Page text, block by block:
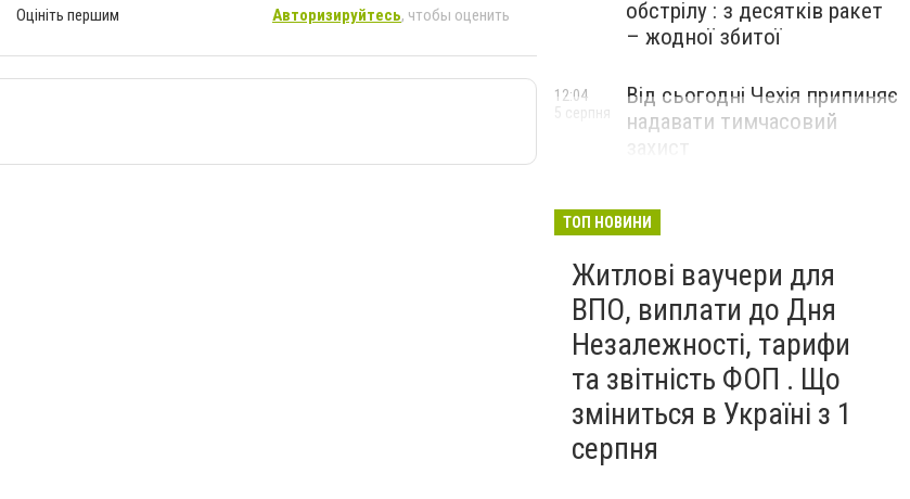
Оцініть першим Авторизируйтесь, чтобы оценить
обстрілу : з десятків ракет
– жодної збитої
Від сьогодні Чехія припиняє
надавати тимчасовий
12:04
5 серпня
ТОП НОВИНИ
Житлові ваучери для
ВПО, виплати до Дня
Незалежності, тарифи
та звітність ФОП . Що
зміниться в Україні з 1
серпня